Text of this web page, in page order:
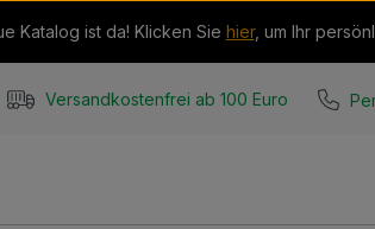
Katalog ist da! Klicken Sie hier, um Ihr
Versandkostenfrei ab 100 Euro